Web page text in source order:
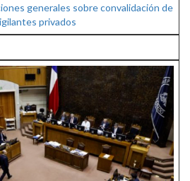
generales sobre convalidación de
privados